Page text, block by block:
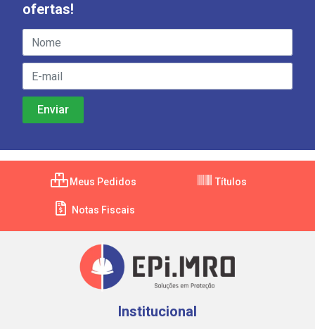
ofertas!
Meus Pedidos Títulos
Notas Fiscais
Institucional